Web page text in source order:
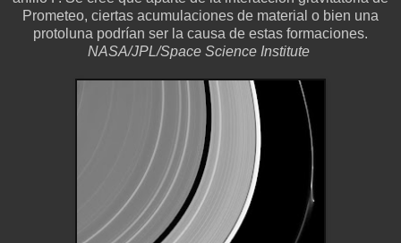
Prometeo, ciertas acumulaciones de material o bien una
protoluna podrían ser la causa de estas formaciones.
NASA/JPL/Space Science Institute